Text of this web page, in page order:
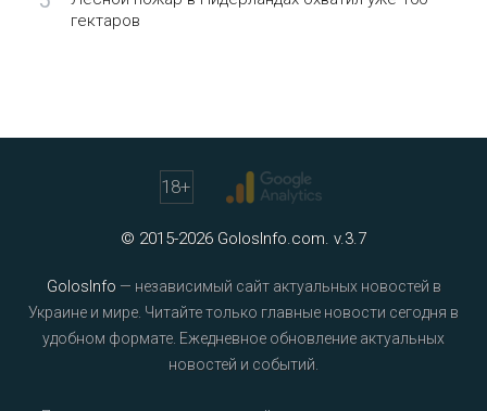
гектаров
18+
© 2015-2026 GolosInfo.com. v.3.7
GolosInfo — независимый сайт актуальных новостей в
Украине и мире. Читайте только главные новости сегодня в
удобном формате. Ежедневное обновление актуальных
новостей и событий.